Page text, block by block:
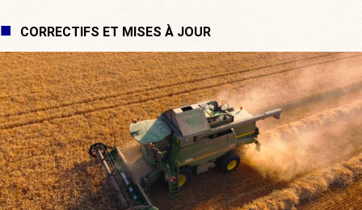
CORRECTIFS ET MISES À JOUR